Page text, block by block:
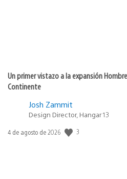
Un primer vistazo a la expansión
Continente
Josh Zammit
Design Director, Hangar 13
Fecha
4 de agosto de 2026 3